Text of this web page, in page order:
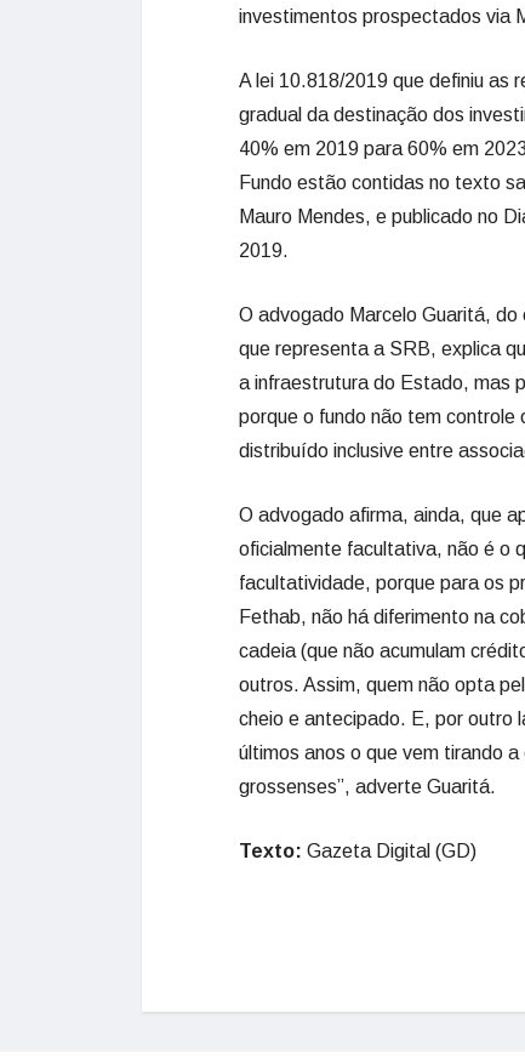
investimentos prospectados via
A lei 10.818/2019 que definiu as
gradual da destinação dos
40% em 2019 para 60% em
Fundo estão contidas no texto
Mauro Mendes, e publicado no
2019.
O advogado Marcelo Guaritá,
que representa a SRB, explica
a infraestrutura do Estado, mas
porque o fundo não tem controle
distribuído inclusive entre
O advogado afirma, ainda, que
oficialmente facultativa, não é o
facultatividade, porque para os
Fethab, não há diferimento na
cadeia (que não acumulam
outros. Assim, quem não opta
cheio e antecipado. E, por outro
últimos anos o que vem tirando
grossenses”, adverte Guaritá.
Texto: Gazeta Digital (GD)